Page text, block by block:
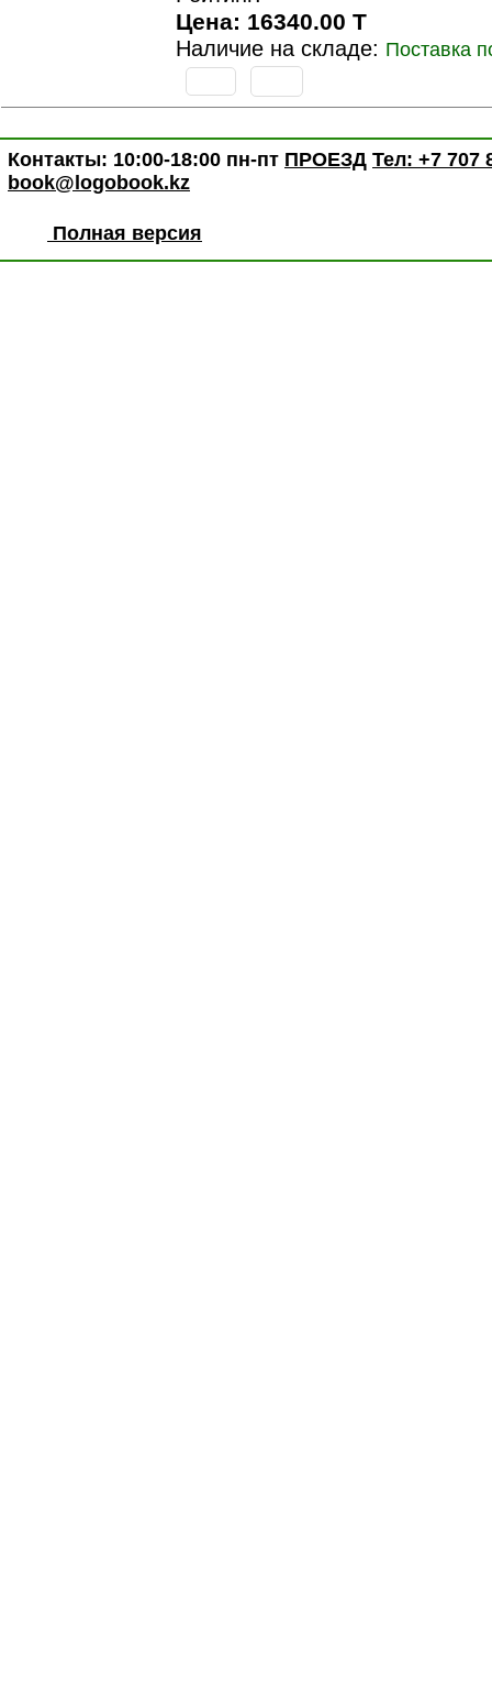
Цена: 16340.00 T
Наличие на складе: Поставка
Контакты: 10:00-18:00 пн-пт ПРОЕЗД Тел: +7 707
book@logobook.kz
Полная версия